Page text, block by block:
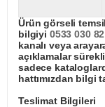
Ürün görseli
bilgiyi 0533 030
kanalı veya
açıklamalar
sadece
hattımızdan bilgi
Teslimat Bilgileri